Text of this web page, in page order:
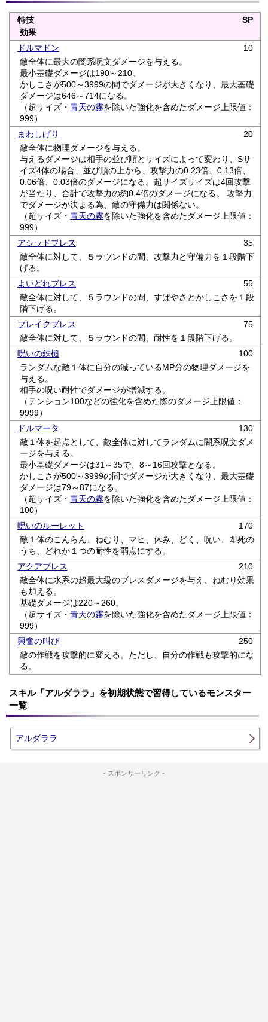
特技
SP
効果
ドルマドン
10
敵全体に最大の闇系呪文ダメージを与える。
最小基礎ダメージは190～210。
かしこさが500～3999の間でダメージが大きくなり、最大基礎
ダメージは646～714になる。
（超サイズ・青天の霧を除いた強化を含めたダメージ上限値：
999）
まわしげり
20
敵全体に物理ダメージを与える。
与えるダメージは相手の並び順とサイズによって変わり、Sサ
イズ4体の場合、並び順の上から、攻撃力の0.23倍、0.13倍、
0.06倍、0.03倍のダメージになる。超サイズサイズは4回攻撃
が当たり、合計で攻撃力の約0.4倍のダメージになる。 攻撃力
でダメージが決まる為、敵の守備力は関係ない。
（超サイズ・青天の霧を除いた強化を含めたダメージ上限値：
999）
アシッドブレス
35
敵全体に対して、５ラウンドの間、攻撃力と守備力を１段階下
げる。
よいどれブレス
55
敵全体に対して、５ラウンドの間、すばやさとかしこさを１段
階下げる。
ブレイクブレス
75
敵全体に対して、５ラウンドの間、耐性を１段階下げる。
呪いの鉄槌
100
ランダムな敵１体に自分の減っているMP分の物理ダメージを
与える。
相手の呪い耐性でダメージが増減する。
（テンション100などの強化を含めた際のダメージ上限値：
9999）
ドルマータ
130
敵１体を起点として、敵全体に対してランダムに闇系呪文ダメ
ージを与える。
最小基礎ダメージは31～35で、8～16回攻撃となる。
かしこさが500～3999の間でダメージが大きくなり、最大基礎
ダメージは79～87になる。
（超サイズ・青天の霧を除いた強化を含めたダメージ上限値：
100）
呪いのルーレット
170
敵１体のこんらん、ねむり、マヒ、休み、どく、呪い、即死の
うち、どれか１つの耐性を弱点にする。
アクアブレス
210
敵全体に水系の超最大級のブレスダメージを与え、ねむり効果
も加える。
基礎ダメージは220～260。
（超サイズ・青天の霧を除いた強化を含めたダメージ上限値：
999）
興奮の叫び
250
敵の作戦を攻撃的に変える。ただし、自分の作戦も攻撃的にな
る。
スキル「アルダララ」を初期状態で習得しているモンスター
一覧
アルダララ
- スポンサーリンク -